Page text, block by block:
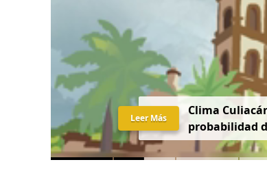
Clima
probabilidad
Leer Más